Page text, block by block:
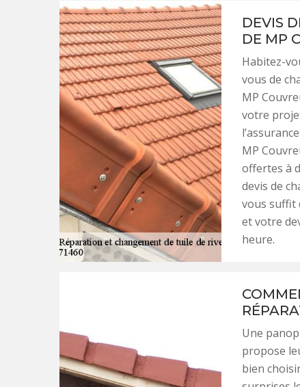
DEVIS
DE MP
Habitez-
vous de
MP
votre
MP
offertes à
devis de
vous suffit
et votre
heure.
Une
propose
bien